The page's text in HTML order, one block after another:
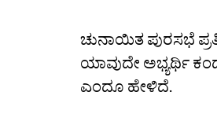
ಚುನಾಯಿತ ಪುರಸಭೆ
ಯಾವುದೇ ಅಭ್ಯರ್ಥಿ
ಎಂದೂ ಹೇಳಿದೆ.